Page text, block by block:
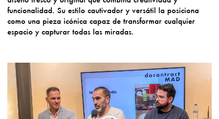
funcionalidad. Su estilo cautivador y versátil la posiciona
como una pieza icónica capaz de transformar cualquier
espacio y capturar todas las miradas.